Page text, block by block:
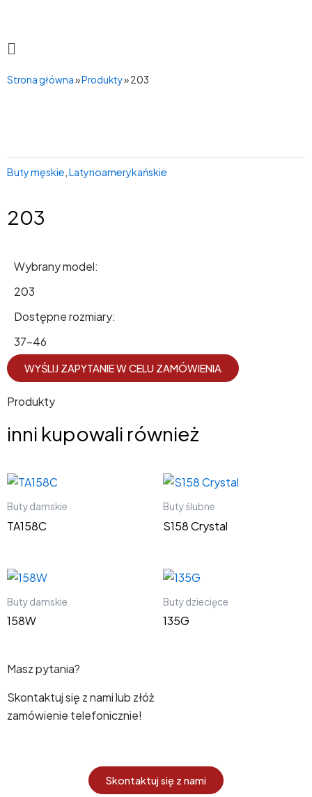
treści
Main
Strona główna»Produkty»203
Buty męskie Latynoamerykańskie
203
Wybrany model:
203
Dostępne rozmiary:
37-46
WYŚLIJ ZAPYTANIE W CELU ZAMÓWIENIA
Produkty
inni kupowali również
Buty damskie
TA158C
Buty ślubne
S158 Crystal
Buty damskie
158W
Buty dziecięce
135G
Masz pytania?
Skontaktuj się z nami lub złóż
zamówienie telefonicznie!
Skontaktuj się z nami